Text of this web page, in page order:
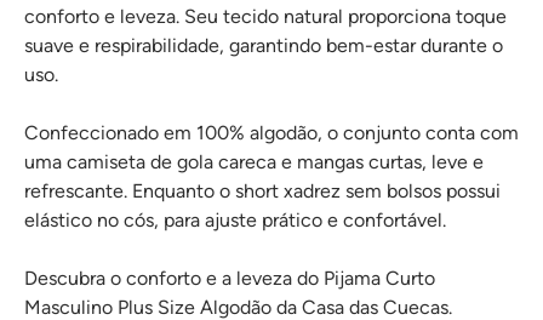
conforto e leveza. Seu tecido natural proporciona toque
suave e respirabilidade, garantindo bem-estar durante o
uso.
Confeccionado em 100% algodão, o conjunto conta com
uma camiseta de gola careca e mangas curtas, leve e
refrescante. Enquanto o short xadrez sem bolsos possui
elástico no cós, para ajuste prático e confortável.
Descubra o conforto e a leveza do Pijama Curto
Masculino Plus Size Algodão da Casa das Cuecas.